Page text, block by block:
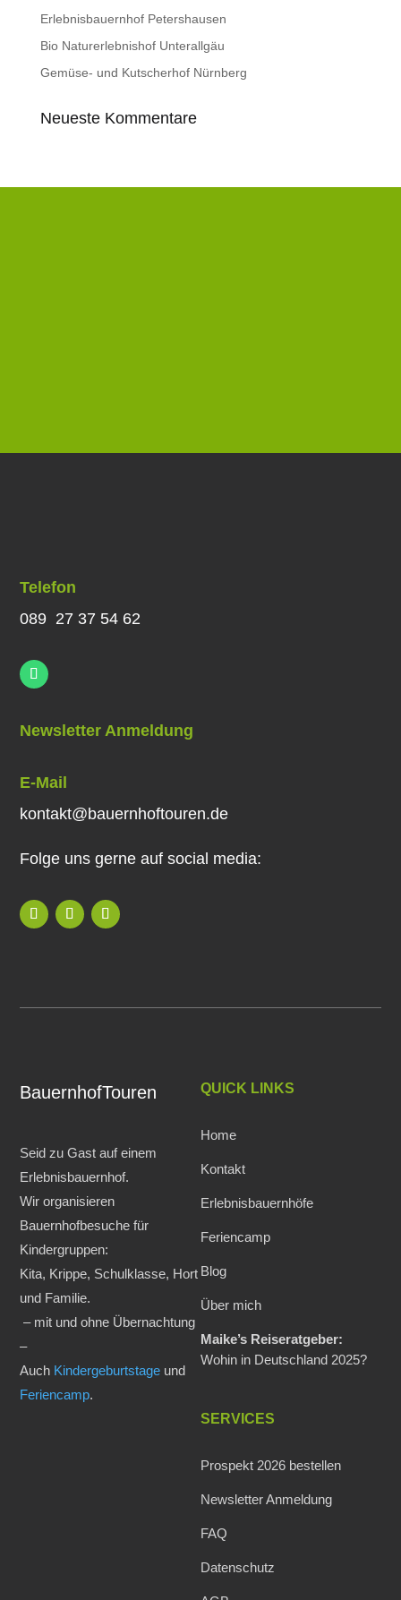
Erlebnisbauernhof Petershausen
Bio Naturerlebnishof Unterallgäu
Gemüse- und Kutscherhof Nürnberg
Neueste Kommentare
Telefon
089 27 37 54 62
Newsletter Anmeldung
E-Mail
kontakt@bauernhoftouren.de
Folge uns gerne auf social media:
BauernhofTouren
Seid zu Gast auf einem
Erlebnisbauernhof.
Wir organisieren
Bauernhofbesuche für
Kindergruppen:
Kita, Krippe, Schulklasse, Hort
und Familie.
– mit und ohne Übernachtung
–
Auch Kindergeburtstage und
Feriencamp.
QUICK LINKS
Home
Kontakt
Erlebnisbauernhöfe
Feriencamp
Blog
Über mich
Maike’s Reiseratgeber:
Wohin in Deutschland 2025?
SERVICES
Prospekt 2026 bestellen
Newsletter Anmeldung
FAQ
Datenschutz